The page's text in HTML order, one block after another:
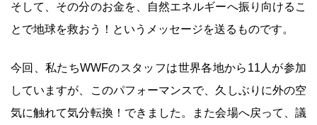
そして、その分のお金を、自然エネルギーへ振り向けるこ
とで地球を救おう！というメッセージを送るものです。
今回、私たちWWFのスタッフは世界各地から11人が参加
していますが、このパフォーマンスで、久しぶりに外の空
気に触れて気分転換！できました。また会場へ戻って、議